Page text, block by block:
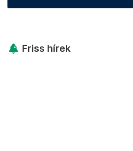
Friss hírek